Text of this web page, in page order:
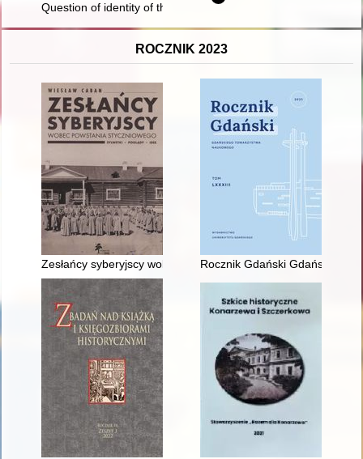
Question of identity of the aristocratic families in the new
ROCZNIK 2023
Zesłańcy syberyjscy wobec powstania styczniowego : sylwetki
Rocznik Gdański Gdańskiego